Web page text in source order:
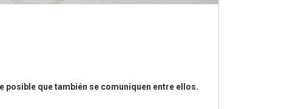
posible que también se comuniquen entre ellos.